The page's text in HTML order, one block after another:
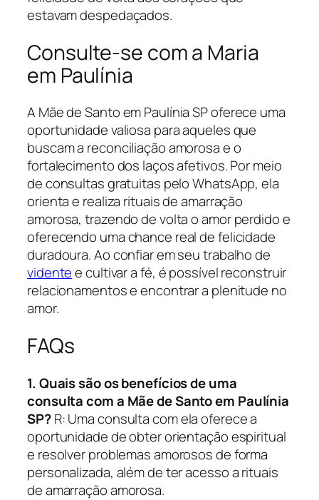
estavam despedaçados.
Consulte-se com a Maria
em Paulínia
A Mãe de Santo em Paulínia SP oferece uma
oportunidade valiosa para aqueles que
buscam a reconciliação amorosa e o
fortalecimento dos laços afetivos. Por meio
de consultas gratuitas pelo WhatsApp, ela
orienta e realiza rituais de amarração
amorosa, trazendo de volta o amor perdido e
oferecendo uma chance real de felicidade
duradoura. Ao confiar em seu trabalho de
videntee cultivar a fé, é possível reconstruir
relacionamentos e encontrar a plenitude no
amor.
FAQs
1. Quais são os benefícios de uma
consulta com a Mãe de Santo em Paulínia
SP?R: Uma consulta com ela oferece a
oportunidade de obter orientação espiritual
e resolver problemas amorosos de forma
personalizada, além de ter acesso a rituais
de amarração amorosa.